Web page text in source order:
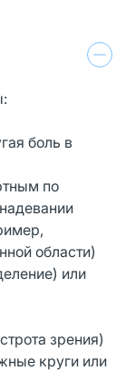
боль в
по
области)
или
зрения)
круги или